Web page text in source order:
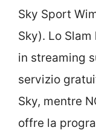
Sky Sport
Sky). Lo
in streaming
servizio
Sky, mentre
offre la